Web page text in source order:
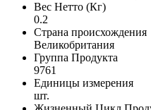
Вес Нетто (Кг)
0.2
Страна происхождения
Великобритания
Группа Продукта
9761
Единицы измерения
шт.